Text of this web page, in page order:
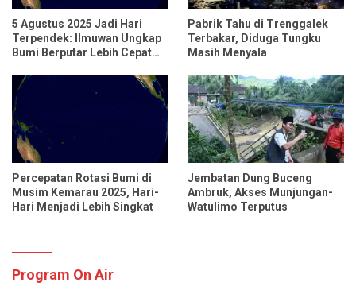
5 Agustus 2025 Jadi Hari
Terpendek: Ilmuwan Ungkap
Bumi Berputar Lebih Cepat
Pabrik Tahu di Trenggalek
Terbakar, Diduga Tungku
Masih Menyala
Percepatan Rotasi Bumi di
Musim Kemarau 2025, Hari-
Hari Menjadi Lebih Singkat
Jembatan Dung Buceng
Ambruk, Akses Munjungan-
Watulimo Terputus
Program On Air